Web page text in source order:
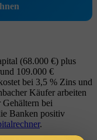
(68.000 €) plus
109.000 €
bei 3,5 % Zins und
Käufer arbeiten
bei
Banken positiv
.